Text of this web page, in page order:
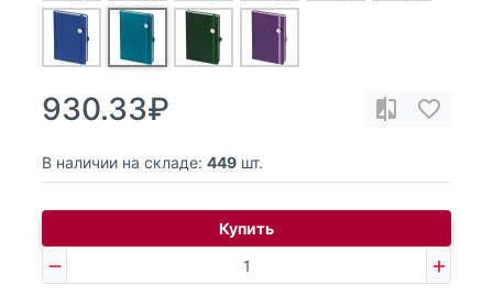
930.33₽
В наличии на складе: 449 шт.
Купить